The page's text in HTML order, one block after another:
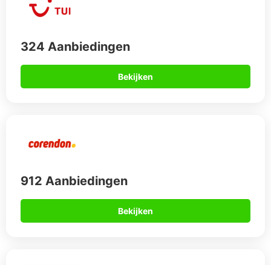
567 Aanbiedingen
Op vakantie naar Hurghada?
De kustlijn van Hurghada biedt verschillende hotels en
resorts met prachtige gouden zandstranden, of je nu wilt